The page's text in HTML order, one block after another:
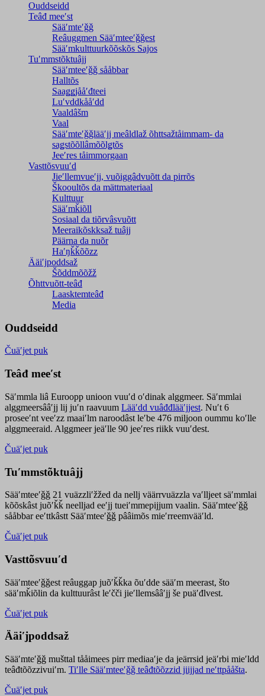
Ouddseidd
Teâđ meeʹst
Sääʹmteʹǧǧ
Reâuggmen Sääʹmteeʹǧǧest
Sääʹmkulttuurkõõskõs Sajos
Tuʹmmstõktuâjj
Sääʹmteeʹǧǧ sååbbar
Halltõs
Saaǥǥjååʹđteei
Luʹvddkååʹdd
Vaaldâšm
Vaal
Sääʹmteʹǧǧlääʹjj meâldlaž õhttsažtåimmam- da
saǥstõõllâmõõlǥtõs
Jeeʹres tåimmorgaan
Vasttõsvuuʹd
Jieʹllemvueʹjj, vuõiggâdvuõtt da pirrõs
Škooultõs da mättmateriaal
Kulttuur
Sääʹmǩiõll
Sosiaal da tiõrvâsvuõtt
Meeraikõskksaž tuâjj
Päärna da nuõr
Haʹŋǩǩõõzz
Ääiʹjpoddsaž
Šõddmõõžž
Õhttvuõtt-teâđ
Laasktemteâđ
Media
Ouddseidd
Čuäʹjet puk
Teâđ meeʹst
Säʹmmla liâ Euroopp unioon vuuʹd oʹdinak alggmeer. Säʹmmlai
alggmeersââʹjj lij juʹn raavuum Lääʹdd vuâđđlääʹjjest. Nuʹt 6
proseeʹnt veeʹzz maaiʹlm naroodâst leʹbe 476 miljoon oummu koʹlle
alggmeeraid. Alggmeer jeäʹlle 90 jeeʹres riikk vuuʹdest.
Čuäʹjet puk
Tuʹmmstõktuâjj
Sääʹmteeʹǧǧ 21 vuäzzliʹžžed da nellj väärrvuäzzla vaʹlljeet säʹmmlai
kõõskâst juõʹǩǩ neelljad eeʹjj tueiʹmmepijjum vaalin. Sääʹmteeʹǧǧ
sååbbar eeʹttkâstt Sääʹmteeʹǧǧ pââimõs mieʹrreemvääʹld.
Čuäʹjet puk
Vasttõsvuuʹd
Sääʹmteeʹǧǧest reâuggap juõʹǩǩka õuʹdde sääʹm meerast, što
sääʹmǩiõlin da kulttuurâst leʹčči jieʹllemsââʹjj še puäʹđlvest.
Čuäʹjet puk
Ääiʹjpoddsaž
Sääʹmteʹǧǧ mušttal tååimees pirr mediaaʹje da jeärrsid jeäʹrbi mieʹldd
teâđtõõzzivuiʹm. Tiʹlle Sääʹmteeʹǧǧ teâđtõõzzid jiijjad neʹttpååšta.
Čuäʹjet puk